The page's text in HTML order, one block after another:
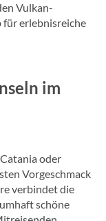
Vulkan-
für erlebnisreiche
im
oder
Vorgeschmack
verbindet die
schöne